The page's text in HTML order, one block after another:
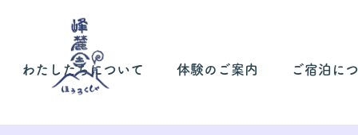
わたしたちについて 体験のご案内 ご宿泊に